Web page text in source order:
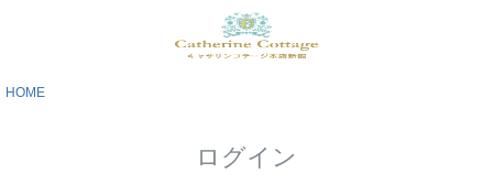
HOME
ログイン